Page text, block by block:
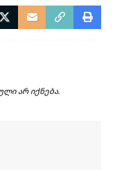
არ იქნება.